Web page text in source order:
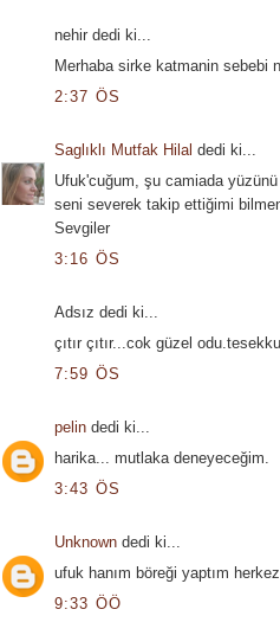
nehir dedi ki...
Merhaba sirke katmanin sebebi
2:37 ÖS
Saglıklı Mutfak Hilal dedi ki...
Ufuk'cuğum, şu camiada yüzünü
seni severek takip ettiğimi
Sevgiler
3:16 ÖS
Adsız dedi ki...
çıtır çıtır...cok güzel
7:59 ÖS
pelindedi ki...
harika... mutlaka deneyeceğim.
3:43 ÖS
Unknowndedi ki...
ufuk hanım böreği yaptım
9:33 ÖÖ